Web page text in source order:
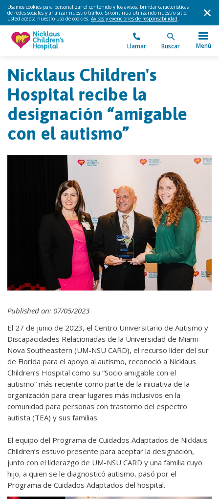
Usamos cookies para personalizar el contenido y los avisos, brindar características
de redes sociales y analizar nuestro tráfico. Si continúa utilizando nuestro sitio,
usted acepta nuestro uso de cookies. Avisos y exenciones de responsabilidad.
Llamar Buscar Menú
Nicklaus Children's
Hospital recibe la
designación “amigable
con el autismo”
Published on: 07/05/2023
El 27 de junio de 2023, el Centro Universitario de Autismo y
Discapacidades Relacionadas de la Universidad de Miami-
Nova Southeastern (UM-NSU CARD), el recurso líder del sur
de Florida para el apoyo al autismo, reconoció a Nicklaus
Children’s Hospital como su “Socio amigable con el
autismo” más reciente como parte de la iniciativa de la
organización para crear lugares más inclusivos en la
comunidad para personas con trastorno del espectro
autista (TEA) y sus familias.
El equipo del Programa de Cuidados Adaptados de Nicklaus
Children’s estuvo presente para aceptar la designación,
junto con el liderazgo de UM-NSU CARD y una familia cuyo
hijo, a quien se le diagnosticó autismo, pasó por el
Programa de Cuidados Adaptados del hospital.